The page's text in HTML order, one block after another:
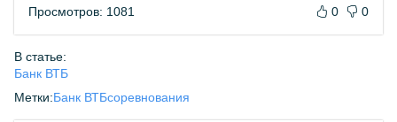
Просмотров: 1081 0 0
В статье:
Банк ВТБ
Метки:Банк ВТБсоревнования